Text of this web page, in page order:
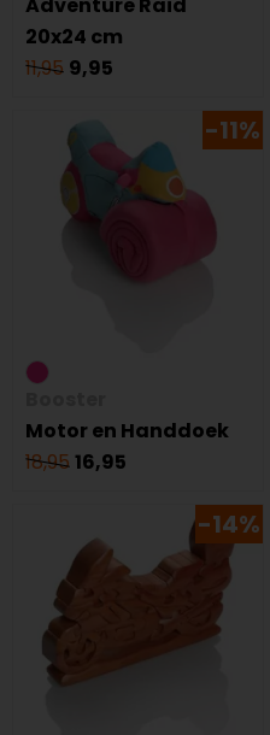
20x24 cm
11,95 9,95
-11%
Motor en Handdoek
18,9516,95
-14%